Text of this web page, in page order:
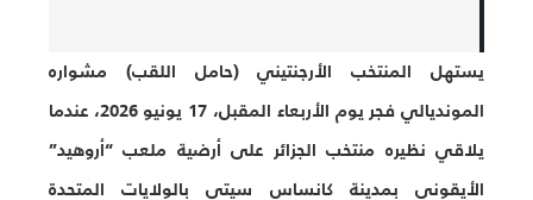
يستهل المنتخب الأرجنتيني (حامل اللقب) مشواره
المونديالي فجر يوم الأربعاء المقبل، 17 يونيو 2026، عندما
يلاقي نظيره منتخب الجزائر على أرضية ملعب “أروهيد”
الأيقوني بمدينة كانساس سيتي بالولايات المتحدة